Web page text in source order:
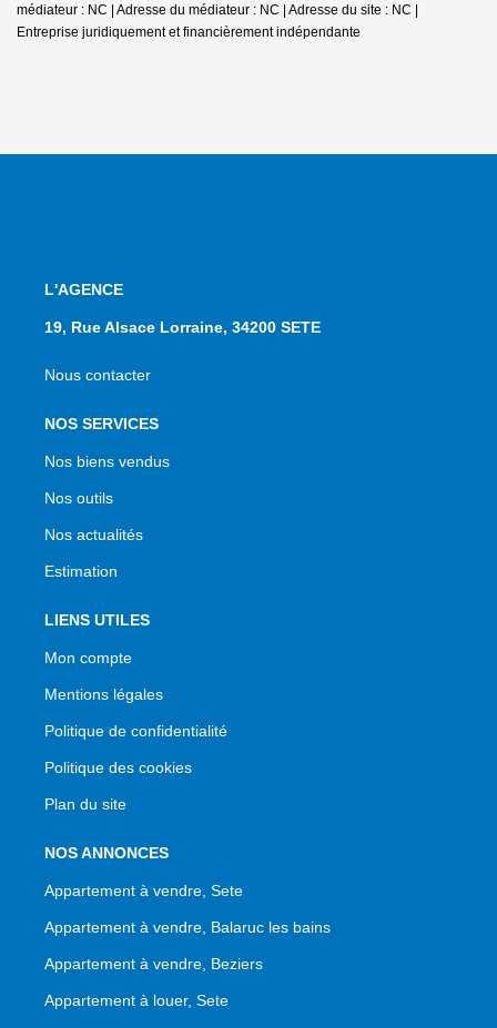
médiateur : NC | Adresse du médiateur : NC | Adresse du site : NC |
Entreprise juridiquement et financièrement indépendante
L'AGENCE
19, Rue Alsace Lorraine, 34200 SETE
Nous contacter
NOS SERVICES
Nos biens vendus
Nos outils
Nos actualités
Estimation
LIENS UTILES
Mon compte
Mentions légales
Politique de confidentialité
Politique des cookies
Plan du site
NOS ANNONCES
Appartement à vendre, Sete
Appartement à vendre, Balaruc les bains
Appartement à vendre, Beziers
Appartement à louer, Sete